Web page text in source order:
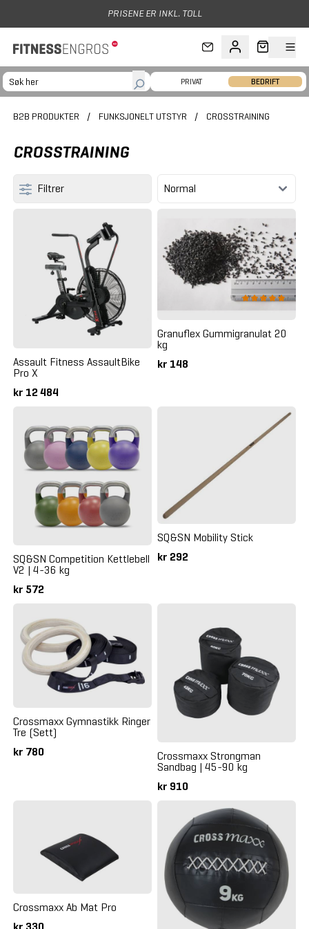
PRIVAT BEDRIFT
B2B PRODUKTER / FUNKSJONELT UTSTYR / CROSSTRAINING
CROSSTRAINING
Filtrer
Assault Fitness AssaultBike
Pro X
kr 12 484
Granuflex Gummigranulat 20
kg
kr 148
SQ&SN Competition Kettlebell
V2 | 4-36 kg
kr 572
SQ&SN Mobility Stick
kr 292
Crossmaxx Gymnastikk Ringer
Tre (Sett)
kr 780
Crossmaxx Strongman
Sandbag | 45-90 kg
kr 910
Crossmaxx Ab Mat Pro
kr 330